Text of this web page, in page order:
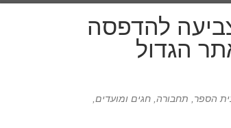
להדפסה
הגדול
הספר, תחבורה, חגים ומועדים,